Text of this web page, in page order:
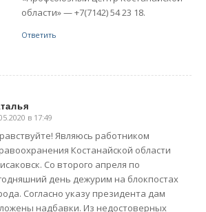
области» — +7(7142) 54 23 18.
Ответить
в 17:49
Являюсь работником
Костанайской области
Со второго апреля по
день дежурим на блокпостах
Согласно указу президента дам
надбавки. Из недостоверных